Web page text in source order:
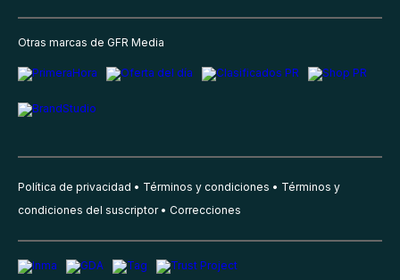
Otras marcas de GFR Media
Política de privacidad Términos y condiciones
Términos y
condiciones del suscriptor
Correcciones